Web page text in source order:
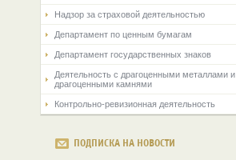
Надзор за страховой деятельностью
Департамент по ценным бумагам
Департамент государственных знаков
Деятельность с драгоценными металлами и
драгоценными камнями
Контрольно-ревизионная деятельность
ПОДПИСКА НА НОВОСТИ